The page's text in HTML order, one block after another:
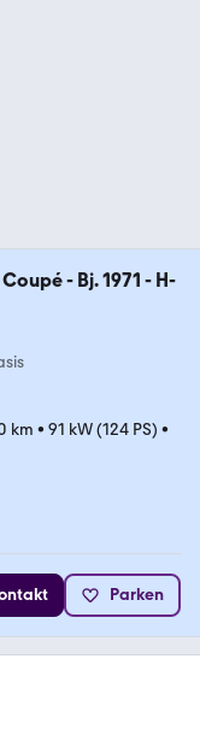
- Bj. 1971 - H-
km • 91 kW (124 PS) •
Parken